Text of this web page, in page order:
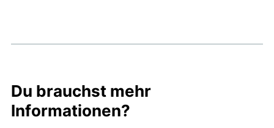
Du brauchst mehr
Informationen?